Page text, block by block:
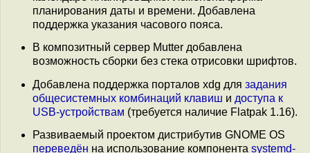
планирования даты и времени. Добавлена
поддержка указания часового пояса.
В композитный сервер Mutter добавлена
возможность сборки без стека отрисовки шрифтов.
Добавлена поддержка порталов xdg для задания
общесистемных комбинаций клавиш и доступа к
USB-устройствам (требуется наличие Flatpak 1.16).
Развиваемый проектом дистрибутив GNOME OS
переведён на использование компонента systemd-